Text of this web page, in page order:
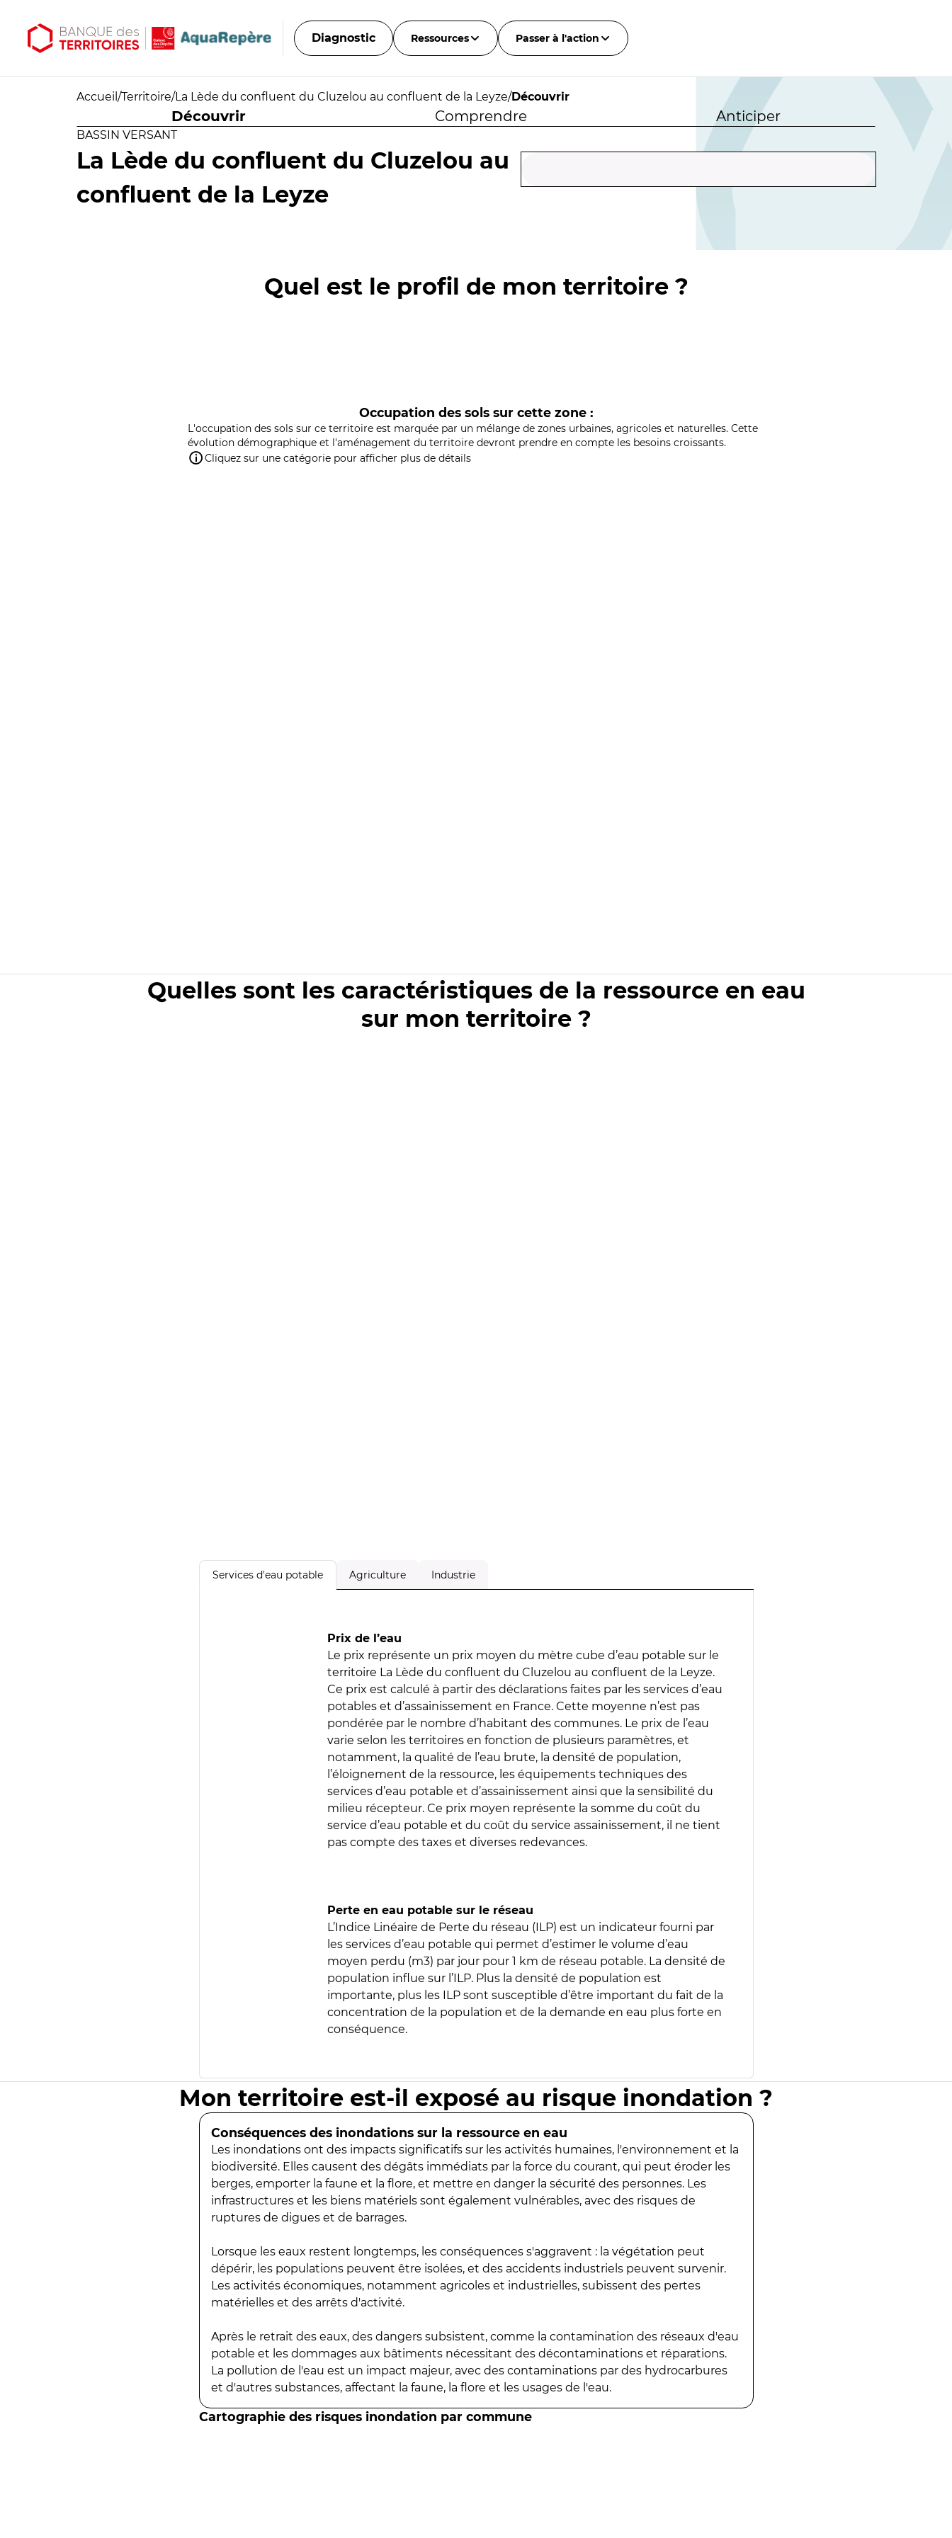
Diagnostic Ressources Passer à l'action
Accueil /Territoire/La Lède du confluent du Cluzelou au confluent de la Leyze/Découvrir
Découvrir Comprendre Anticiper
BASSIN VERSANT
La Lède du confluent du Cluzelou au
confluent de la Leyze
Quel est le profil de mon territoire ?
Occupation des sols sur cette zone :
L'occupation des sols sur ce territoire est marquée par un mélange de zones urbaines, agricoles et naturelles. Cette
évolution démographique et l'aménagement du territoire devront prendre en compte les besoins croissants.
Cliquez sur une catégorie pour afficher plus de détails
Quelles sont les caractéristiques de la ressource en eau
sur mon territoire ?
Services d'eau potable Agriculture Industrie
Prix de l’eau
Le prix représente un prix moyen du mètre cube d’eau potable sur le
territoire La Lède du confluent du Cluzelou au confluent de la Leyze.
Ce prix est calculé à partir des déclarations faites par les services d’eau
potables et d’assainissement en France. Cette moyenne n’est pas
pondérée par le nombre d’habitant des communes. Le prix de l’eau
varie selon les territoires en fonction de plusieurs paramètres, et
notamment, la qualité de l’eau brute, la densité de population,
l’éloignement de la ressource, les équipements techniques des
services d’eau potable et d’assainissement ainsi que la sensibilité du
milieu récepteur. Ce prix moyen représente la somme du coût du
service d’eau potable et du coût du service assainissement, il ne tient
pas compte des taxes et diverses redevances.
Perte en eau potable sur le réseau
L’Indice Linéaire de Perte du réseau (ILP) est un indicateur fourni par
les services d’eau potable qui permet d’estimer le volume d’eau
moyen perdu (m3) par jour pour 1 km de réseau potable. La densité de
population influe sur l’ILP. Plus la densité de population est
importante, plus les ILP sont susceptible d’être important du fait de la
concentration de la population et de la demande en eau plus forte en
conséquence.
Mon territoire est-il exposé au risque inondation ?
Conséquences des inondations sur la ressource en eau
Les inondations ont des impacts significatifs sur les activités humaines, l'environnement et la
biodiversité. Elles causent des dégâts immédiats par la force du courant, qui peut éroder les
berges, emporter la faune et la flore, et mettre en danger la sécurité des personnes. Les
infrastructures et les biens matériels sont également vulnérables, avec des risques de
ruptures de digues et de barrages.
Lorsque les eaux restent longtemps, les conséquences s'aggravent : la végétation peut
dépérir, les populations peuvent être isolées, et des accidents industriels peuvent survenir.
Les activités économiques, notamment agricoles et industrielles, subissent des pertes
matérielles et des arrêts d'activité.
Après le retrait des eaux, des dangers subsistent, comme la contamination des réseaux d'eau
potable et les dommages aux bâtiments nécessitant des décontaminations et réparations.
La pollution de l'eau est un impact majeur, avec des contaminations par des hydrocarbures
et d'autres substances, affectant la faune, la flore et les usages de l'eau.
Cartographie des risques inondation par commune